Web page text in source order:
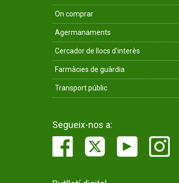
On comprar
Agermanaments
Cercador de llocs d'interès
Farmàcies de guàrdia
Transport públic
Segueix-nos a: